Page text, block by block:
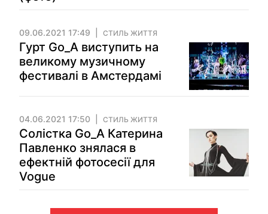
09.06.2021 17:49 СТИЛЬ ЖИТТЯ
Гурт Go_A виступить на
великому музичному
фестивалі в Амстердамі
04.06.2021 17:50 СТИЛЬ ЖИТТЯ
Солістка Go_A Катерина
Павленко знялася в
ефектній фотосесії для
Vogue